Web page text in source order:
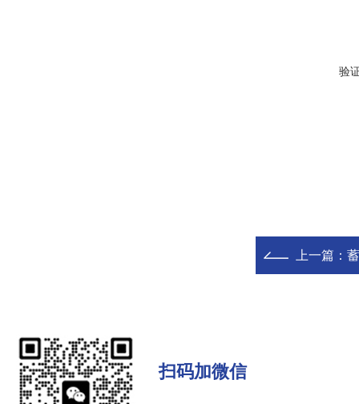
验
上一篇：
扫码加微信